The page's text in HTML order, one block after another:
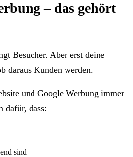
– das gehört
Besucher. Aber erst deine
daraus Kunden werden.
und Google Werbung immer
dafür, dass:
sind